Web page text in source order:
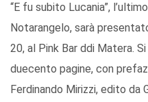
“E fu subito Lucania”,
Notarangelo, sarà
20, al Pink Bar ddi Matera.
duecento pagine, con
Ferdinando Mirizzi, edito da